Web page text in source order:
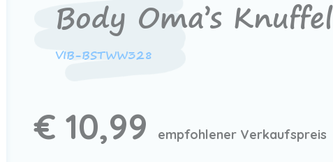
Body Oma’s Knuffel
VIB-BSTWW328
€ 10,99 empfohlener Verkaufspreis